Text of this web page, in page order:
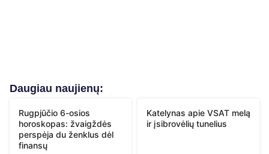
Daugiau naujienų:
Rugpjūčio 6-osios
horoskopas: žvaigždės
perspėja du ženklus dėl
finansų
Katelynas apie VSAT melą
ir įsibrovėlių tunelius